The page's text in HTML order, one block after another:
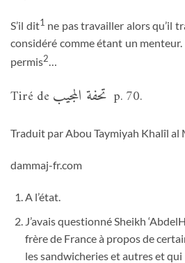
S’il dit1 ne pas travailler alors qu’il
considéré comme étant un menteur.
permis2…
Tiré de تحفة المجيب p. 70.
Traduit par Abou Taymiyah Khalîl
dammaj-fr.com
A l’état.
J’avais questionné Sheikh
frère de France à propos de
les sandwicheries et autres et